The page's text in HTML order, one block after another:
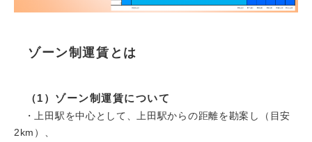
ゾーン制運賃とは
（1）ゾーン制運賃について
・上田駅を中心として、上田駅からの距離を勘案し（目安
2km）、